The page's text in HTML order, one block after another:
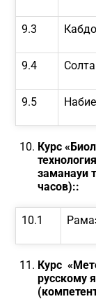
9.3
9.4
9.5
Курс
заманауи
часов)::
10.1
Курс
русскому